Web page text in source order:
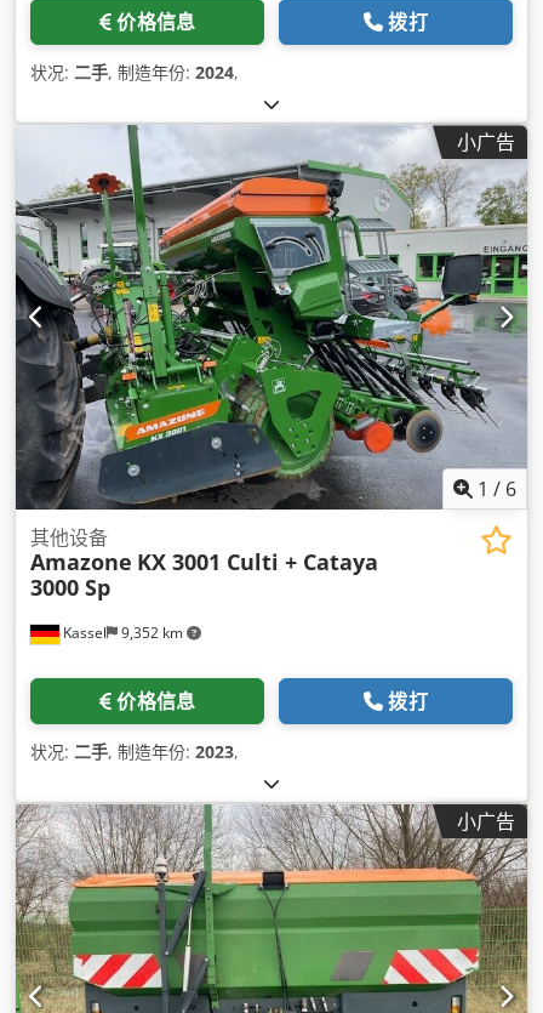
价格信息 拨打
状况: 二手, 制造年份: 2024,
小广告
1 / 6
Kassel 9,352 km
其他设备
Amazone KX 3001 Culti + Cataya
3000 Sp
价格信息 拨打
状况: 二手, 制造年份: 2023,
小广告